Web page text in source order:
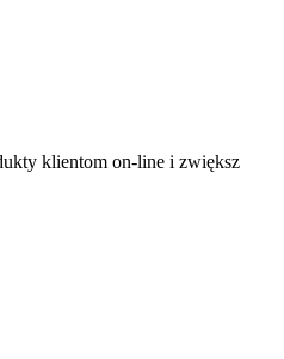
klientom on-line i zwiększ